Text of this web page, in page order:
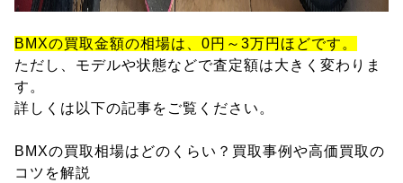
BMXの買取金額の相場は、0円～3万円ほどです。
ただし、モデルや状態などで査定額は大きく変わりま
す。
詳しくは以下の記事をご覧ください。
BMXの買取相場はどのくらい？買取事例や高価買取の
コツを解説